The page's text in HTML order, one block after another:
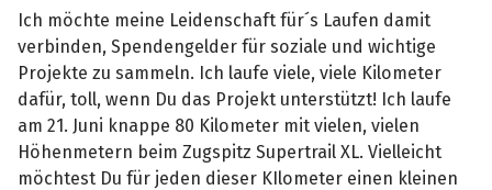
Ich möchte meine Leidenschaft für´s Laufen damit
verbinden, Spendengelder für soziale und wichtige
Projekte zu sammeln. Ich laufe viele, viele Kilometer
dafür, toll, wenn Du das Projekt unterstützt! Ich laufe
am 21. Juni knappe 80 Kilometer mit vielen, vielen
Höhenmetern beim Zugspitz Supertrail XL. Vielleicht
möchtest Du für jeden dieser KIlometer einen kleinen